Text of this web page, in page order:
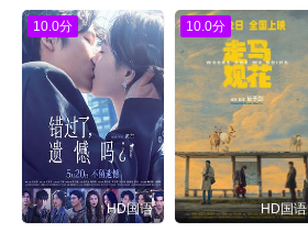
10.0分
HD国语
10.0分
HD国语